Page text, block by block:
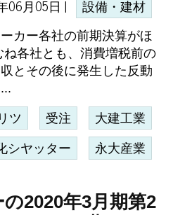
06月05日 | 設備・建材
カー各社の前期決算がほ
各社とも、消費増税前の
とその後に発生した反動
ツ 受注 大建工業
シヤッター 永大産業
2020年3月期第2